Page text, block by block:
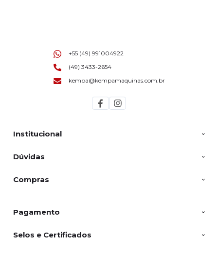
Institucional
Dúvidas
Compras
+55 (49) 991004922
(49) 3433-2654
kempa@kempamaquinas.com.br
Pagamento
Selos e Certificados